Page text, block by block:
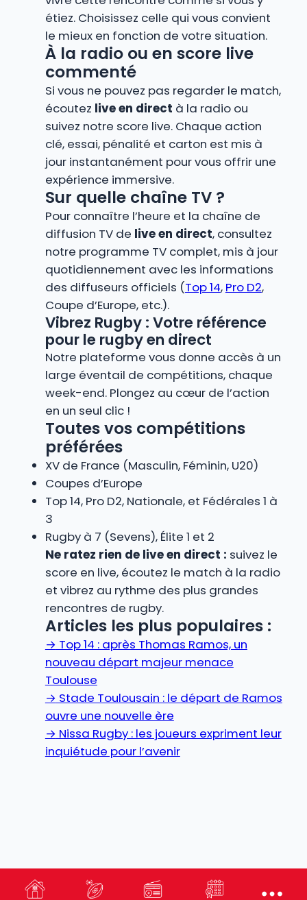
étiez. Choisissez celle qui vous convient
le mieux en fonction de votre situation.
À la radio ou en score live
commenté
Si vous ne pouvez pas regarder le match,
écoutez live en direct à la radio ou
suivez notre score live. Chaque action
clé, essai, pénalité et carton est mis à
jour instantanément pour vous offrir une
expérience immersive.
Sur quelle chaîne TV ?
Pour connaître l’heure et la chaîne de
diffusion TV de live en direct, consultez
notre programme TV complet, mis à jour
quotidiennement avec les informations
des diffuseurs officiels (Top 14, Pro D2,
Coupe d’Europe, etc.).
Vibrez Rugby : Votre référence
pour le rugby en direct
Notre plateforme vous donne accès à un
large éventail de compétitions, chaque
week-end. Plongez au cœur de l’action
en un seul clic !
Toutes vos compétitions
préférées
XV de France (Masculin, Féminin, U20)
Coupes d’Europe
Top 14, Pro D2, Nationale, et Fédérales 1 à
3
Rugby à 7 (Sevens), Élite 1 et 2
Ne ratez rien de live en direct : suivez le
score en live, écoutez le match à la radio
et vibrez au rythme des plus grandes
rencontres de rugby.
Articles les plus populaires :
→ Top 14 : après Thomas Ramos, un
nouveau départ majeur menace
Toulouse
→ Stade Toulousain : le départ de Ramos
ouvre une nouvelle ère
→ Nissa Rugby : les joueurs expriment leur
inquiétude pour l’avenir